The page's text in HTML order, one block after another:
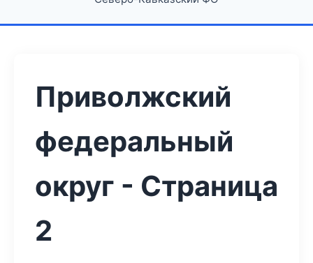
Приволжский
федеральный
округ - Страница
2